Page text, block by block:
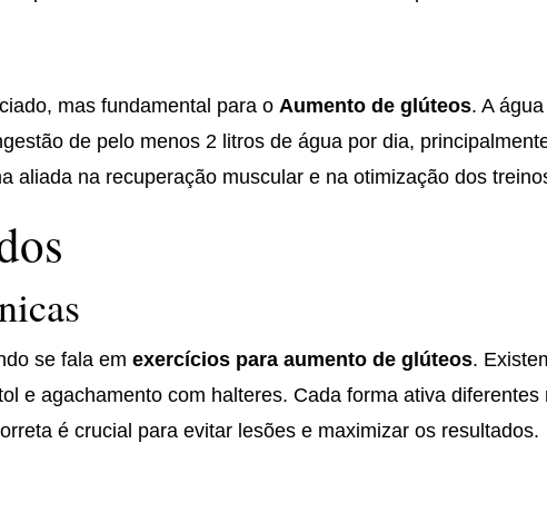
mas fundamental para oAumento de glúteos. A
de pelo menos 2 litros de água por dia,
aliada na recuperação muscular e na otimização dos
se fala emexercícios para aumento de glúteos.
e agachamento com halteres. Cada forma ativa diferentes
é crucial para evitar lesões e maximizar os resultados.